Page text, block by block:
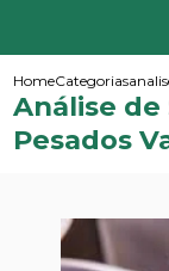
HomeCategorias
Análise de
Pesados